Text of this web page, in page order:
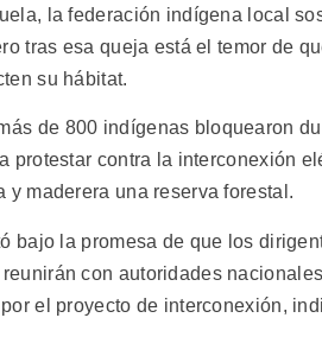
la federación indígena local
tras esa queja está el temor de
su hábitat.
de 800 indígenas bloquearon
protestar contra la interconexión
y maderera una reserva forestal.
bajo la promesa de que los
con autoridades
el proyecto de interconexión,